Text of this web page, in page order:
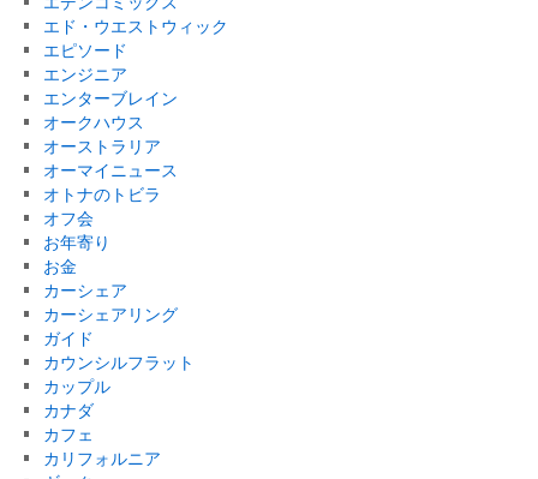
エド・ウエストウィック
エピソード
エンジニア
エンターブレイン
オークハウス
オーストラリア
オーマイニュース
オトナのトビラ
オフ会
お年寄り
お金
カーシェア
カーシェアリング
ガイド
カウンシルフラット
カップル
カナダ
カフェ
カリフォルニア